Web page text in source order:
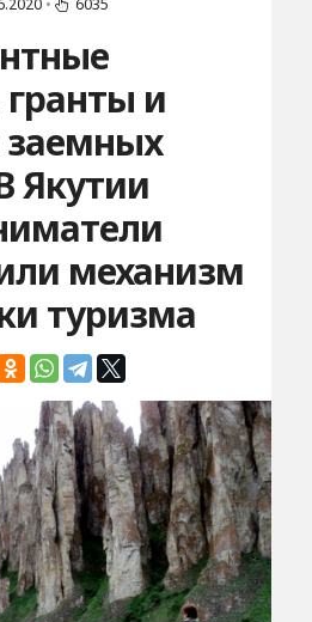
• 6035
и
заемных
Якутии
механизм
туризма